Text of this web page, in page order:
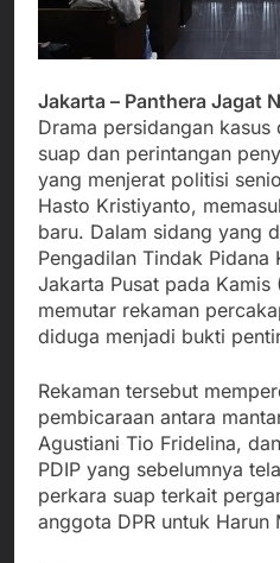
Jakarta – Panthera Jagat
Drama persidangan kasus
suap dan perintangan
yang menjerat politisi
Hasto Kristiyanto,
baru. Dalam sidang yang
Pengadilan Tindak Pidana
Jakarta Pusat pada
memutar rekaman
diduga menjadi bukti
Rekaman tersebut
pembicaraan antara
Agustiani Tio Fridelina,
PDIP yang sebelumnya
perkara suap terkait
anggota DPR untuk Harun